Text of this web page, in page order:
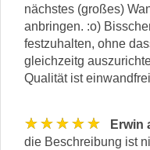
nächstes (großes)
anbringen. :o)
festzuhalten, ohne
gleichzeitg
Qualität ist
★★★★★
Erwin
die Beschreibung ist